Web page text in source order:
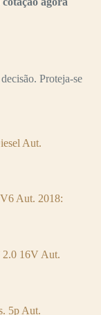
Proteja-se
Aut.
Aut. 2018:
16V Aut.
5p Aut.